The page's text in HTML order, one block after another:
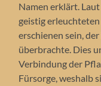
Namen erklärt.
geistig
erschienen sein,
überbrachte. Dies
Verbindung der
Fürsorge, weshalb